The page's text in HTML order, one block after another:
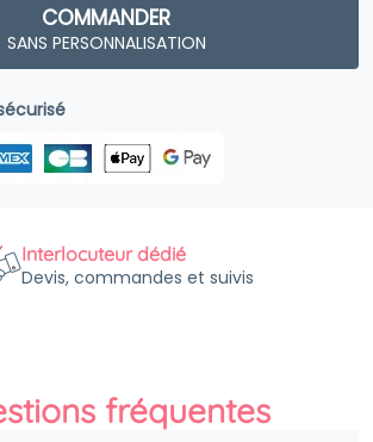
COMMANDER
SANS PERSONNALISATION
Interlocuteur dédié
Devis, commandes et suivis
fréquentes